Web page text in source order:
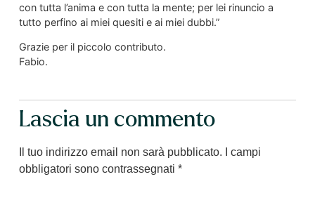
con tutta l’anima e con tutta la mente; per lei rinuncio a
tutto perfino ai miei quesiti e ai miei dubbi.”
Grazie per il piccolo contributo.
Fabio.
Lascia un commento
Il tuo indirizzo email non sarà pubblicato.
I campi
obbligatori sono contrassegnati *